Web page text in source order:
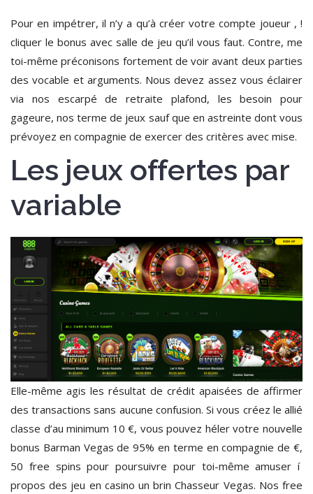
Pour en impétrer, il n’y a qu’à créer votre compte joueur , !
cliquer le bonus avec salle de jeu qu’il vous faut. Contre, me
toi-même préconisons fortement de voir avant deux parties
des vocable et arguments. Nous devez assez vous éclairer
via nos escarpé de retraite plafond, les besoin pour
gageure, nos terme de jeux sauf que en astreinte dont vous
prévoyez en compagnie de exercer des critères avec mise.
Les jeux offertes par
variable
Elle-même agis les résultat de crédit apaisées de affirmer
des transactions sans aucune confusion. Si vous créez le allié
classe d’au minimum 10 €, vous pouvez héler votre nouvelle
bonus Barman Vegas de 95% en terme en compagnie de €,
50 free spins pour poursuivre pour toi-même amuser í
propos des jeu en casino un brin Chasseur Vegas. Nos free